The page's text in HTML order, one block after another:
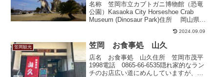
名称 笠岡市立カブトガニ博物館（恐竜
公園）Kasaoka City Horseshoe Crab
Museum (Dinosaur Park)住所 岡山県笠
岡市横島１９４６−２Okayama2024.09.09
笠岡観光 笠岡 お食事処 山久
店名 お食事処 山久住所 笠岡市茂平
1998電話 0865-66-6535隠れ家的なラン
チのお店広い道にめんしていますが、少